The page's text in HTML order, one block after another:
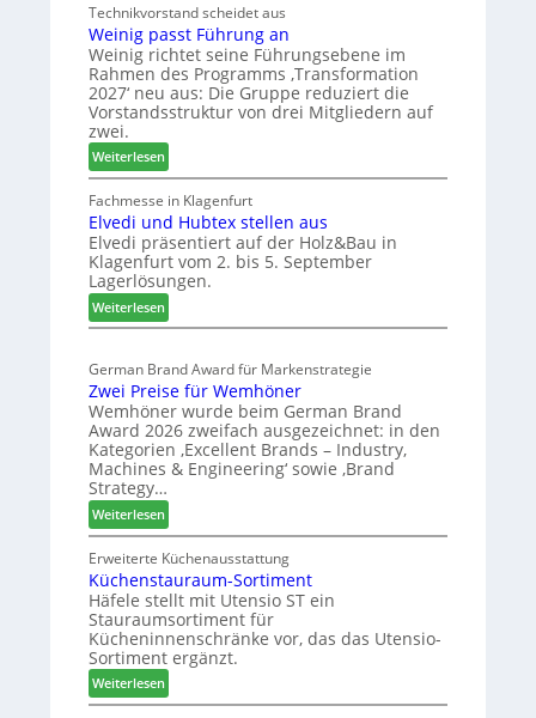
h
l
a
n
d
z
u
r
H
a
u
s
m
e
s
s
e
b
e
l
b
a
n
c
h
e
e
r
ö
r
t
t
Z
u
k
u
f
t
Technikvorstand scheidet aus
Weinig passt Führung an
Weinig richtet seine Führungsebene im
Rahmen des Programms ‚Transformation
2027‘ neu aus: Die Gruppe reduziert die
Vorstandsstruktur von drei Mitgliedern auf
zwei.
Weiterlesen:
W
e
i
n
i
g
p
a
s
t
F
ü
h
r
u
n
g
a
n
Fachmesse in Klagenfurt
Elvedi und Hubtex stellen aus
Elvedi präsentiert auf der Holz&Bau in
Klagenfurt vom 2. bis 5. September
Lagerlösungen.
Weiterlesen:
E
v
e
d
i
u
n
d
H
u
b
t
e
x
s
t
e
German Brand Award für Markenstrategie
Zwei Preise für Wemhöner
Wemhöner wurde beim German Brand
Award 2026 zweifach ausgezeichnet: in den
Kategorien ‚Excellent Brands – Industry,
Machines & Engineering‘ sowie ‚Brand
Strategy…
Weiterlesen:
Z
w
e
i
P
r
e
i
s
Erweiterte Küchenausstattung
Küchenstauraum-Sortiment
Häfele stellt mit Utensio ST ein
Stauraumsortiment für
Kücheninnenschränke vor, das das Utensio-
Sortiment ergänzt.
Weiterlesen:
K